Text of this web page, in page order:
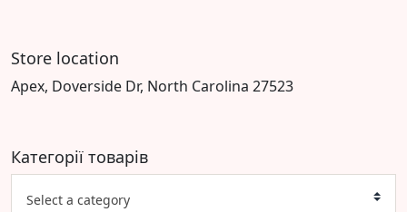
Store location
Apex, Doverside Dr, North Carolina 27523
Категорії товарів
Select a category